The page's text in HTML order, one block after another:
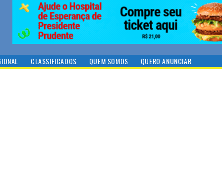
CLASSIFICADOS QUEM SOMOS QUERO ANUNCIAR